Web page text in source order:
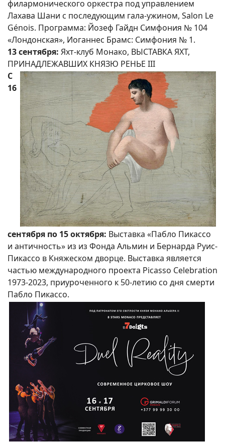
филармонического оркестра под управлением
Лахава Шани с последующим гала-ужином, Salon Le
Génois. Программа: Йозеф Гайдн Симфония № 104
«Лондонская», Иоганнес Брамс: Симфония № 1.
13 сентября: Яхт-клуб Монако, ВЫСТАВКА ЯХТ,
ПРИНАДЛЕЖАВШИХ КНЯЗЮ РЕНЬЕ III
С
16
сентября по 15 октября: Выставка «Пабло Пикассо
и античность» из из Фонда Альмин и Бернарда Руис-
Пикассо в Княжеском дворце. Выставка является
частью международного проекта Picasso Celebration
1973-2023, приуроченного к 50-летию со дня смерти
Пабло Пикассо.